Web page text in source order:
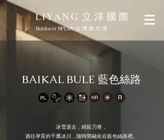
LIYANG 立 洋 國 際
Baldocer BPLUS 台 灣 總 代 理
BAIKAL BULE 藍色絲路
冰雪退去，綿延刃脊，
過往孕育的千萬冰川，隨時間融化在藍色絲路裡。